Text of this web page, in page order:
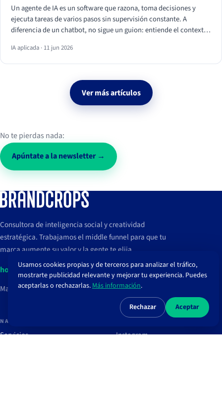
Un agente de IA es un software que razona, toma decisiones y
ejecuta tareas de varios pasos sin supervisión constante. A
diferencia de un chatbot, no sigue un guion: entiende el contexto
analizar datos, calificar leads y monitorizar la conversación social.
IA aplicada · 11 jun 2026
Ver más artículos
No te pierdas nada:
Apúntate a la newsletter →
Consultora de inteligencia social y creatividad
estratégica. Trabajamos el middle funnel para que tu
marca aumente su valor y la gente te elija.
hola@brandcrops.com
Madrid, España
NAVEGAR
Servicios
Instagram
Usamos cookies propias y de terceros para analizar el tráfico,
mostrarte publicidad relevante y mejorar tu experiencia. Puedes
aceptarlas o rechazarlas.Más información.
Rechazar Aceptar